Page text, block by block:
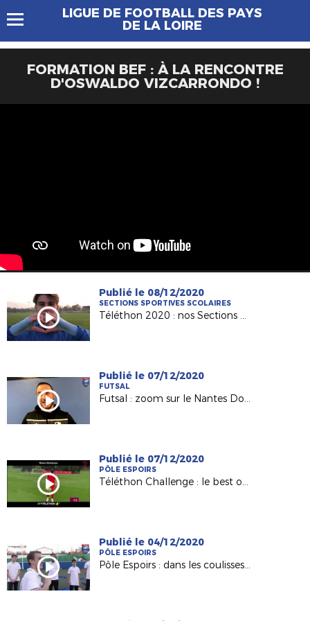
LIGUE DE FOOTBALL DES PAYS
DE LA LOIRE
FORMATION BEF : À LA RENCONTRE
D'OSWALDO VIZCARRONDO !
Publié le 08/12/2020
SECTIONS SPORTIVES SCOLAIRES
Téléthon 2020 : nos Sections Sportives mobilisées !
Publié le 07/12/2020
FUTSAL
Futsal : zoom sur le Nantes Doulon Bottière de David Le Boette
Publié le 07/12/2020
PÔLE ESPOIRS
Téléthon Challenge : le best of des Pôles et des Centres de Formation !
Publié le 04/12/2020
PÔLE ESPOIRS
Pôle Espoirs : dans les coulisses du clip du Téléthon !